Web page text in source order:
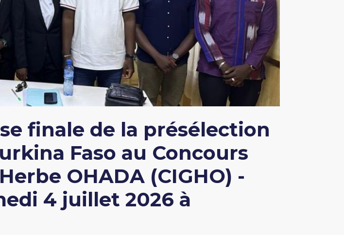
finale de la présélection
Faso au Concours
OHADA (CIGHO) -
4 juillet 2026 à